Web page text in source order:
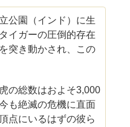
公園（インド）に生
イガーの圧倒的存在
突き動かされ、この
の総数はおよそ3,000
も絶滅の危機に直面
点にいるはずの彼ら